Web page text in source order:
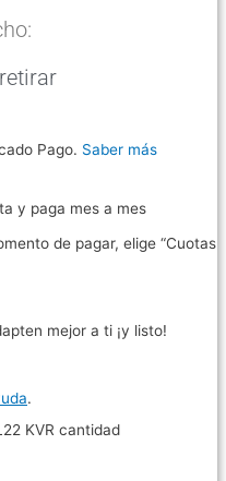
Pago. Saber más
y paga mes a mes
de pagar, elige “Cuotas
mejor a ti ¡y listo!
.
KVR cantidad